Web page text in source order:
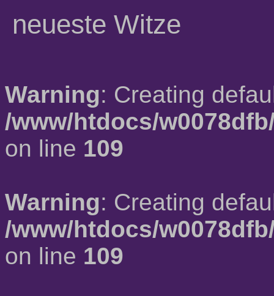
neueste Witze
Warning: Creating
/www/htdocs/
on line 109
Warning: Creating
/www/htdocs/
on line 109